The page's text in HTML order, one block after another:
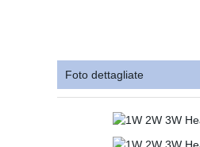
Foto dettagliate